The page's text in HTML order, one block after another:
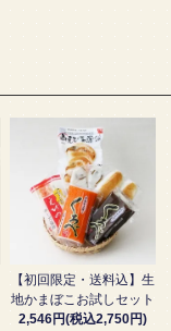
【初回限定・送料込】生
地かまぼこお試しセット
2,546円(税込2,750円)